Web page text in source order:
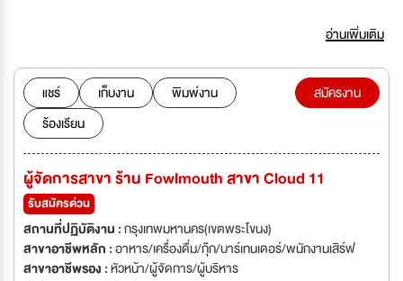
ผู้ใหญ่ ร้านของเราตั้งอยู่ในซอยสุขุมวิท 31 (สวัสดี) และทางเรายังมีบริการ
Delivery ผ่านแอปพลิเคชั่นอีกด้วย http://www.facebook.com/CHU.BKK
อ่านเพิ่มเติม
แชร์ เก็บงาน
พิมพ์งาน
ร้องเรียน
สมัครงาน
ผู้จัดการสาขา ร้าน Fowlmouth สาขา Cloud 11
รับสมัครด่วน
สถานที่ปฏิบัติงาน :กรุงเทพมหานคร(เขตพระโขนง)
สาขาอาชีพหลัก :อาหาร/เครื่องดื่ม/กุ๊ก/บาร์เทนเดอร์/พนักงานเสิร์ฟ
สาขาอาชีพรอง :หัวหน้า/ผู้จัดการ/ผู้บริหาร